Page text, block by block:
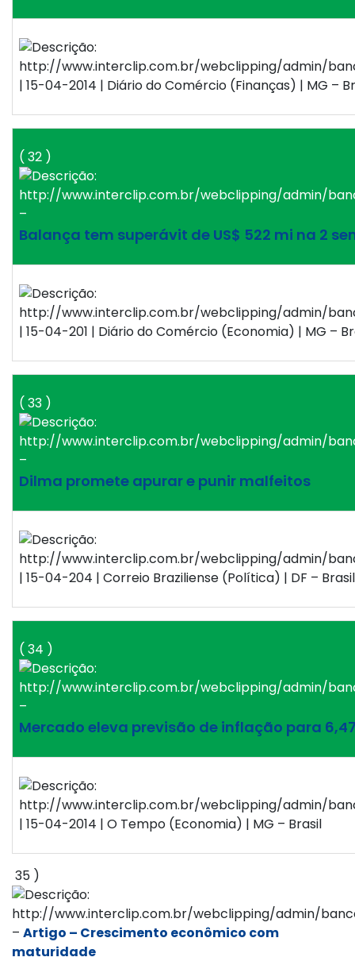
| 15-04-2014 | Diário do Comércio (Finanças) | MG –
( 32 )
–
Balança tem superávit de US$ 522 mi na 2
| 15-04-201 | Diário do Comércio (Economia) | MG –
( 33 )
–
Dilma promete apurar e punir malfeitos
| 15-04-204 | Correio Braziliense (Política) | DF – Brasil
( 34 )
–
Mercado eleva previsão de inflação para
| 15-04-2014 | O Tempo (Economia) | MG – Brasil
35 )
– Artigo – Crescimento econômico com
maturidade